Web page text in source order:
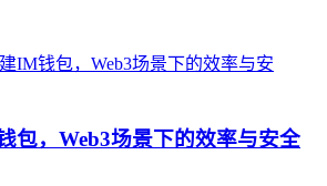
包，Web3场景下的效率与安全